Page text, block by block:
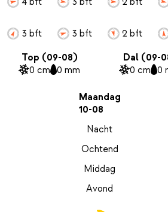
3 bft 3 bft 2 bft
Top (09-08)
0 cm 0 mm
Dal (09-
0 cm 0
Maandag
10-08
Nacht
Ochtend
Middag
Avond